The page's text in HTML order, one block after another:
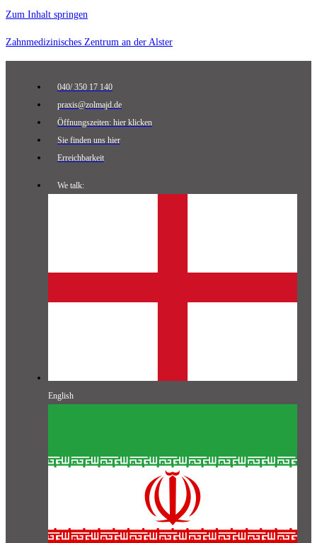
Zum Inhalt springen
Zahnmedizinisches Zentrum an der Alster
040/ 350 17 140
praxis@zolmajd.de
Öffnungszeiten: hier klicken
Sie finden uns hier
Erreichbarkeit
We talk:
English